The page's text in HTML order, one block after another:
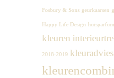
Fosbury & Sons geurkaarsen
Happy Life Design
kleuren
2018-2019 kleuradvies